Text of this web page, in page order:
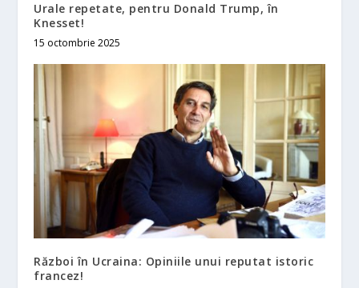
Urale repetate, pentru Donald Trump, în
Knesset!
15 octombrie 2025
Război în Ucraina: Opiniile unui reputat istoric
francez!